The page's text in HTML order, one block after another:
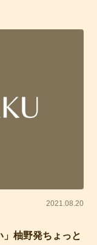
2021.08.20
」柚野発ちょっと